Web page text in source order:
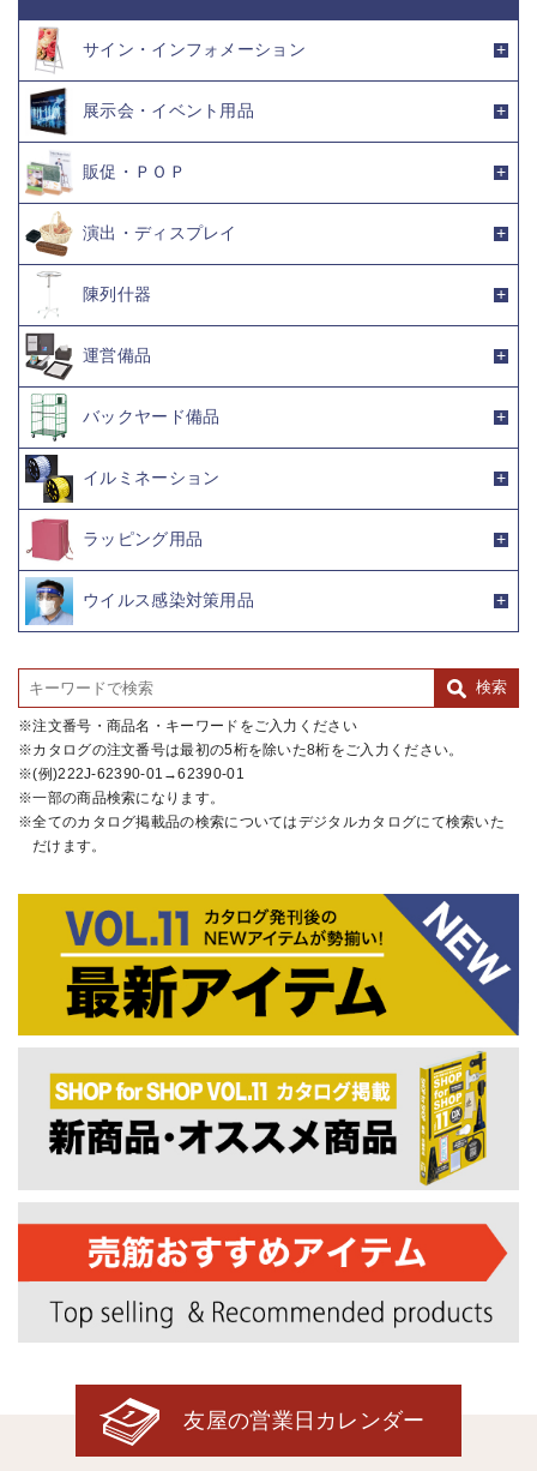
サイン・インフォメーション
展示会・イベント用品
販促・ＰＯＰ
演出・ディスプレイ
陳列什器
運営備品
バックヤード備品
イルミネーション
ラッピング用品
ウイルス感染対策用品
注文番号・商品名・キーワードをご入力ください
カタログの注文番号は最初の5桁を除いた8桁をご入力ください。
(例)222J-62390-01→62390-01
一部の商品検索になります。
全てのカタログ掲載品の検索についてはデジタルカタログにて検索いた
だけます。
友屋の営業日カレンダー